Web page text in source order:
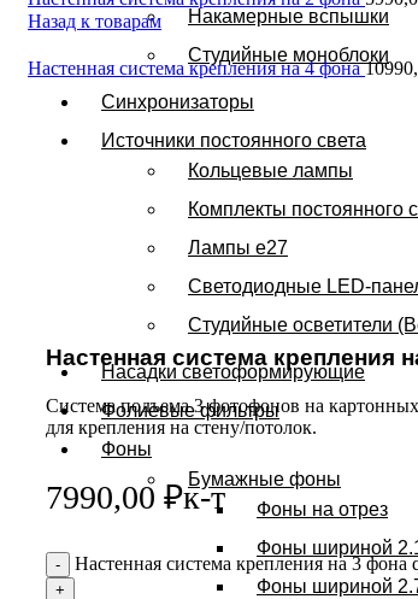
Накамерные вспышки
Студийные моноблоки
Синхронизаторы
Источники постоянного света
Кольцевые лампы
Комплекты постоянного
Лампы e27
Светодиодные LED-
Студийные осветители
Насадки светоформирующие
Фолиевые фильтры
Фоны
Бумажные фоны
Фоны на отрез
Фоны шириной
Фоны шириной
Назад к товарам
Настенная система крепления на 4 фона
Настенная система крепления
Система подъема 3 фотофонов на
для крепления на стену/потолок.
7990,00 ₽к-т
Настенная система крепления на 3 фона